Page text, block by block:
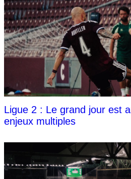
Ligue 2 : Le grand jour est
enjeux multiples